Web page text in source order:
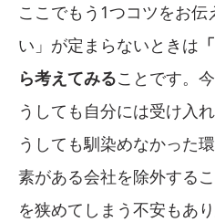
ここでもう1つコツをお
い」が定まらないときは
ら考えてみることです。
うしても自分には受け入
うしても馴染めなかった
素がある会社を除外する
を狭めてしまう不安もあ